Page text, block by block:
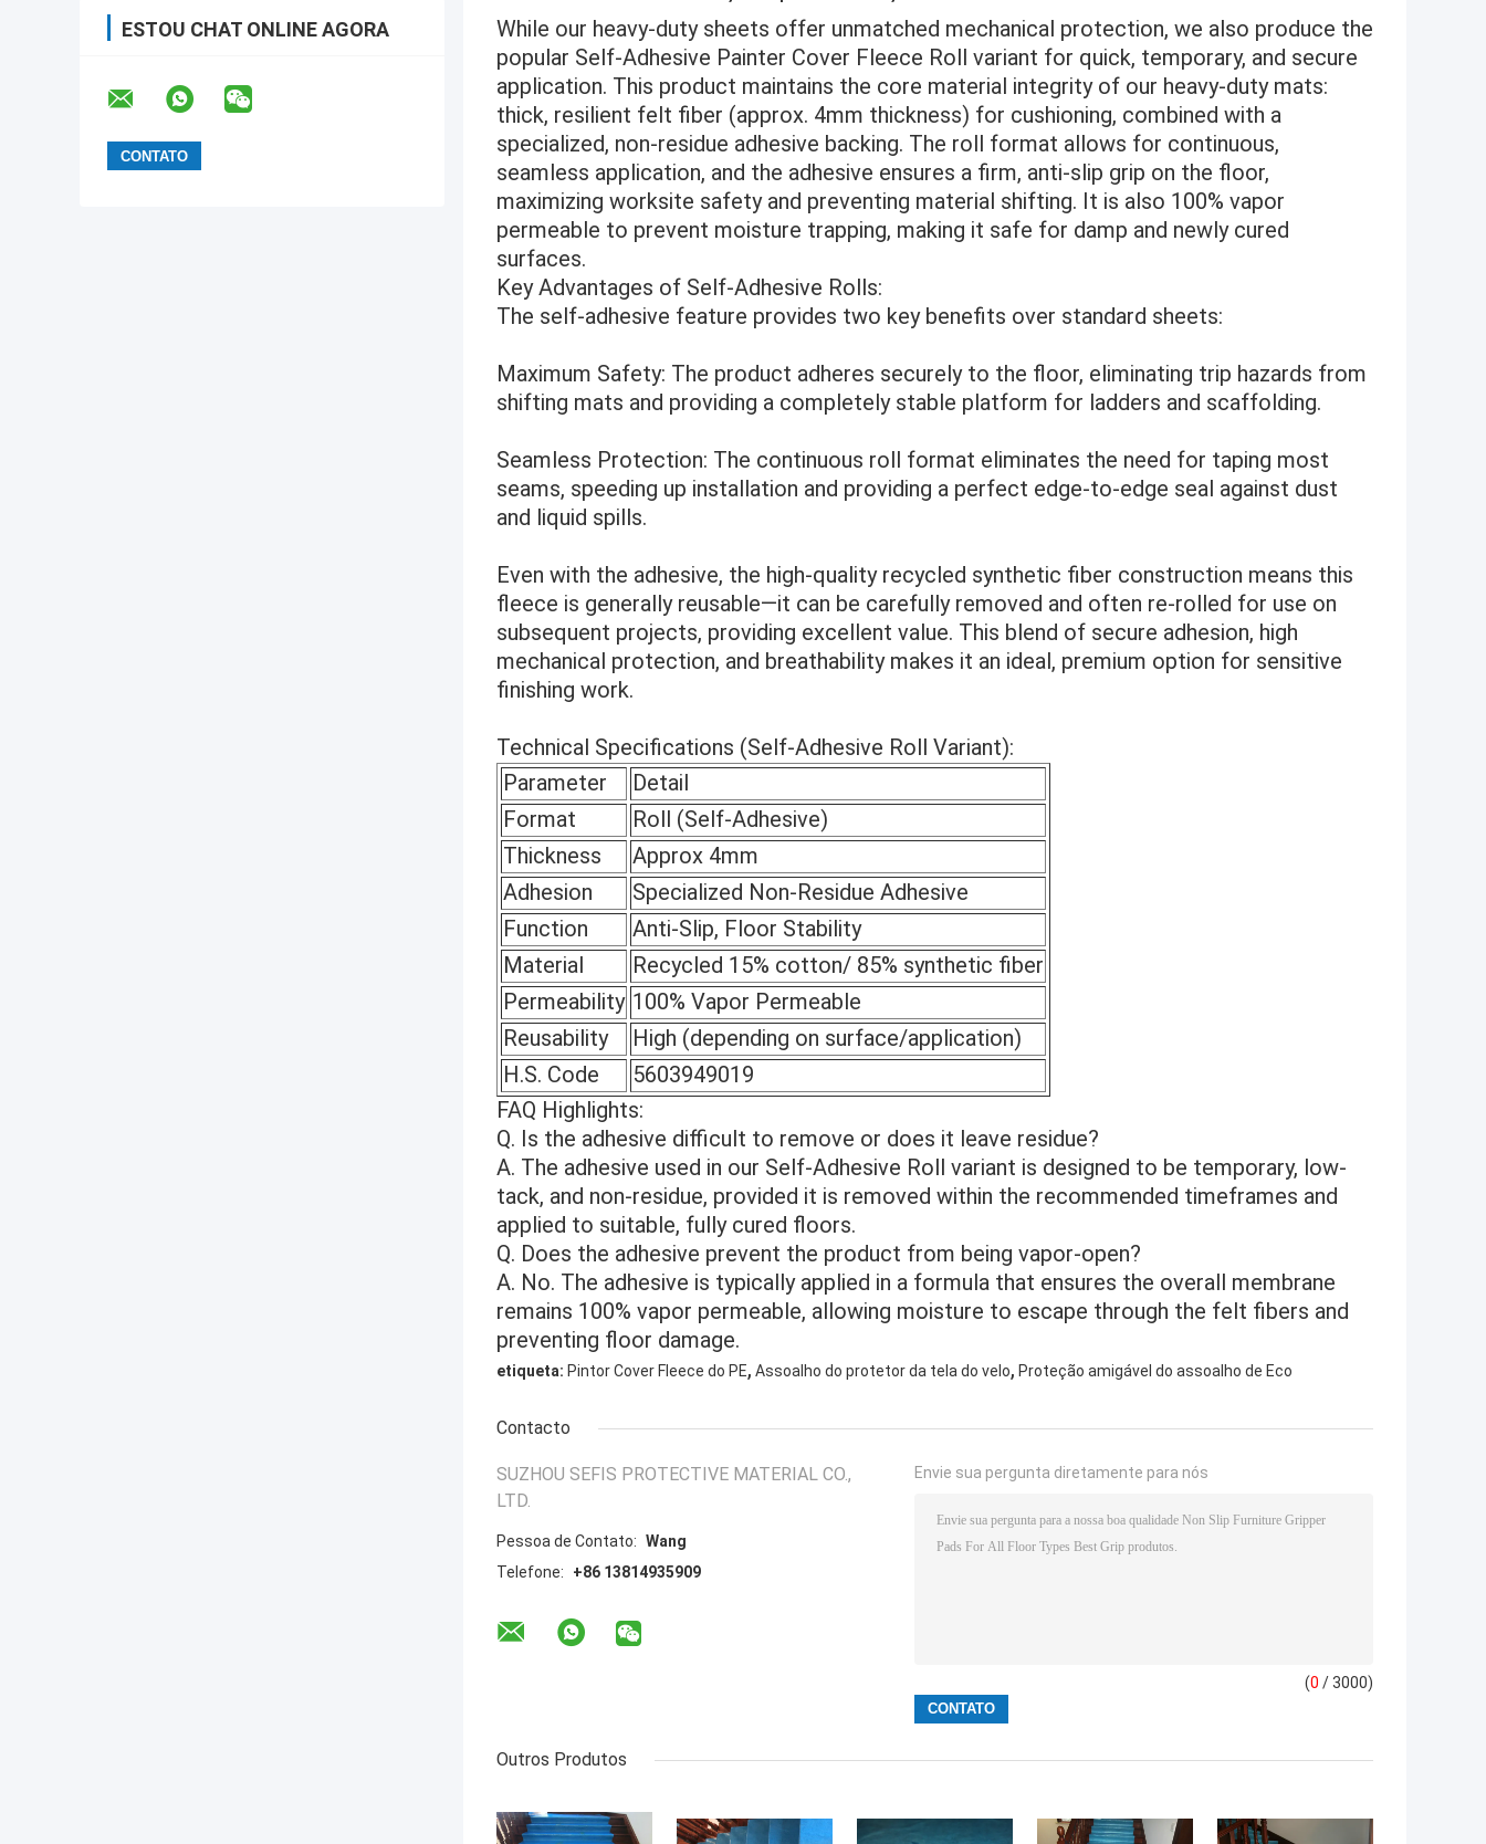
ESTOU CHAT ONLINE AGORA
While our heavy-duty sheets offer unmatched mechanical protection, we also produce the
popular Self-Adhesive Painter Cover Fleece Roll variant for quick, temporary, and secure
application. This product maintains the core material integrity of our heavy-duty mats:
thick, resilient felt fiber (approx. 4mm thickness) for cushioning, combined with a
specialized, non-residue adhesive backing. The roll format allows for continuous,
seamless application, and the adhesive ensures a firm, anti-slip grip on the floor,
maximizing worksite safety and preventing material shifting. It is also 100% vapor
permeable to prevent moisture trapping, making it safe for damp and newly cured
surfaces.
Key Advantages of Self-Adhesive Rolls:
The self-adhesive feature provides two key benefits over standard sheets:
Maximum Safety: The product adheres securely to the floor, eliminating trip hazards from
shifting mats and providing a completely stable platform for ladders and scaffolding.
Seamless Protection: The continuous roll format eliminates the need for taping most
seams, speeding up installation and providing a perfect edge-to-edge seal against dust
and liquid spills.
Even with the adhesive, the high-quality recycled synthetic fiber construction means this
fleece is generally reusable—it can be carefully removed and often re-rolled for use on
subsequent projects, providing excellent value. This blend of secure adhesion, high
mechanical protection, and breathability makes it an ideal, premium option for sensitive
finishing work.
Technical Specifications (Self-Adhesive Roll Variant):
Parameter
Detail
Format
Roll (Self-Adhesive)
Thickness
Approx 4mm
Adhesion
Specialized Non-Residue Adhesive
Function
Anti-Slip, Floor Stability
Material
Recycled 15% cotton/ 85% synthetic fiber
Permeability 100% Vapor Permeable
Reusability
High (depending on surface/application)
H.S. Code
5603949019
FAQ Highlights:
Q. Is the adhesive difficult to remove or does it leave residue?
A. The adhesive used in our Self-Adhesive Roll variant is designed to be temporary, low-
tack, and non-residue, provided it is removed within the recommended timeframes and
applied to suitable, fully cured floors.
Q. Does the adhesive prevent the product from being vapor-open?
A. No. The adhesive is typically applied in a formula that ensures the overall membrane
remains 100% vapor permeable, allowing moisture to escape through the felt fibers and
preventing floor damage.
etiqueta: Pintor Cover Fleece do PE, Assoalho do protetor da tela do velo, Proteção amigável do assoalho de Eco
Contacto
SUZHOU SEFIS PROTECTIVE MATERIAL CO.,
LTD.
Pessoa de Contato: Wang
Telefone:
+86 13814935909
Envie sua pergunta diretamente para nós
(0 / 3000)
Outros Produtos